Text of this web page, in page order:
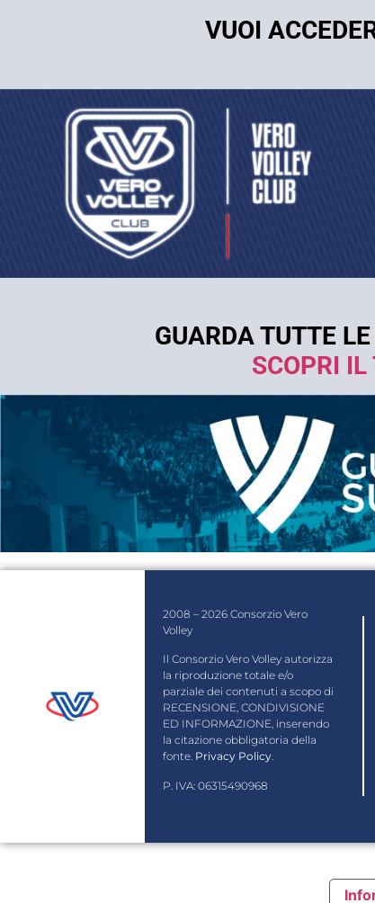
VUOI
GUARDA TUTTE
SCOPRI IL
2008 – 2026 Consorzio Vero
Volley
Il Consorzio Vero Volley autorizza
la riproduzione totale e/o
parziale dei contenuti a scopo di
RECENSIONE, CONDIVISIONE
ED INFORMAZIONE, inserendo
la citazione obbligatoria della
fonte. Privacy Policy.
P. IVA: 06315490968